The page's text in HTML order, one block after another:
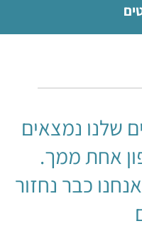
שלנו נמצאים
אחת ממך.
כבר נחזור